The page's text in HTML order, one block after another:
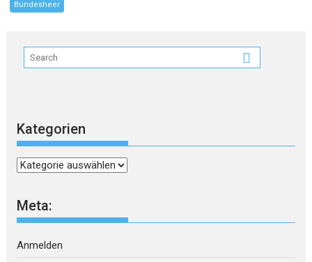
Bundesheer
Kategorien
Kategorien
Meta:
Anmelden